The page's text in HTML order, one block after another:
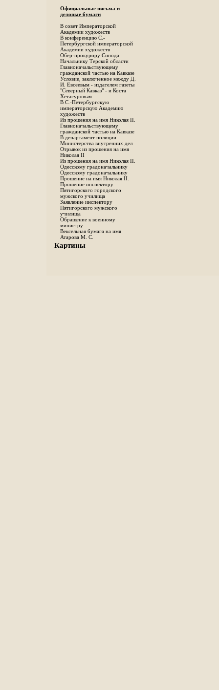
Официальные письма и
деловые бумаги
В совет Императорской
Академии художеств
В конференцию С.-
Петербургской императорской
Академии художеств
Обер-прокурору Синода
Начальнику Терской области
Главноначальствующему
гражданской частью на Кавказе
Условие, заключенное между Д.
И. Евсеевым - издателем газеты
"Северный Кавказ" - и Коста
Хетагуровым
В С.-Петербургскую
императорскую Академию
художеств
Из прошения на имя Николая II.
Главноначальствующему
гражданской частью на Кавказе
В департамент полиции
Министерства внутренних дел
Отрывок из прошения на имя
Николая II
Из прошения на имя Николая II.
Одесскому градоначальнику
Одесскому градоначальнику
Прошение на имя Николая II.
Прошение инспектору
Пятигорского городского
мужского училища
Заявление инспектору
Пятигорского мужского
училища
Обращение к военному
министру
Вексельная бумага на имя
Атарова М. С.
Картины